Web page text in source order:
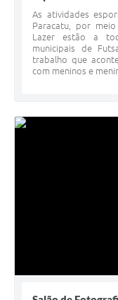
As atividades
Paracatu, por
Lazer estão a
municipais de
trabalho que
com meninos e